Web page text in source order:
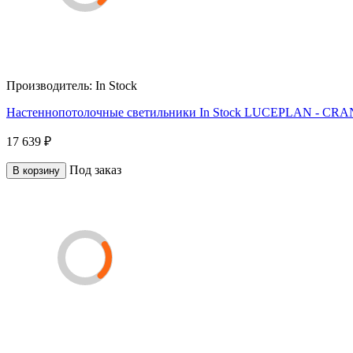
Производитель: In Stock
Настеннопотолочные светильники In Stock LUCEPLAN -
17 639 ₽
В корзину Под заказ